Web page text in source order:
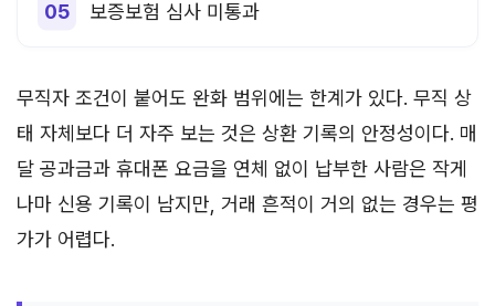
보증보험 심사 미통과
무직자 조건이 붙어도 완화 범위에는 한계가 있다. 무직 상
태 자체보다 더 자주 보는 것은 상환 기록의 안정성이다. 매
달 공과금과 휴대폰 요금을 연체 없이 납부한 사람은 작게
나마 신용 기록이 남지만, 거래 흔적이 거의 없는 경우는 평
가가 어렵다.